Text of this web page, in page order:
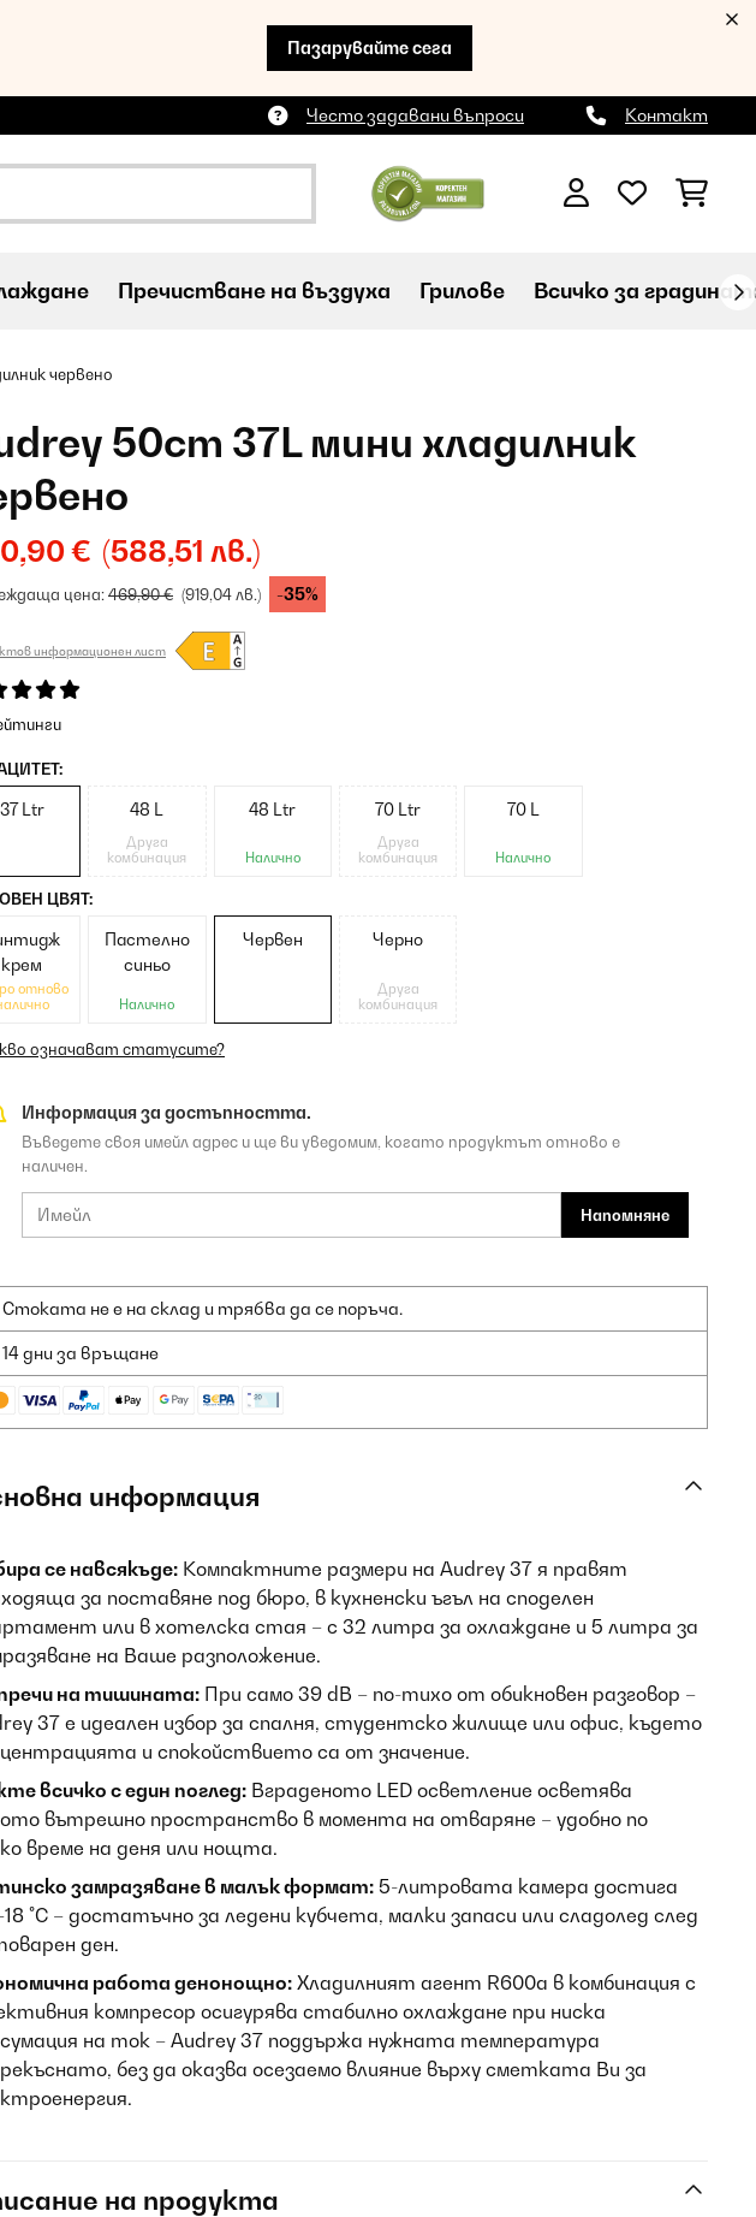
Пазарувайте сега
Често задавани въпроси Контакт
Пречистване на въздуха Грилове Всичко за
червено
50cm 37L мини хладилник
€ (588,51 лв.)
цена:469,90 € (919,04 лв.) -35%
информационен лист
37 Ltr 48 L
Друга
комбинация
48 Ltr
Налично
70 Ltr
Друга
комбинация
70 L
Налично
ЦВЯТ:
крем
отново
Пастелно
синьо
Налично
Червен Черно
Друга
комбинация
означават статусите?
Информация за достъпността.
Въведете своя имейл адрес и ще ви уведомим, когато продуктът отново е
наличен.
Напомняне
Стоката не е на склад и трябва да се поръча.
14 дни за връщане
информация
се навсякъде: Компактните размери на Audrey 37 я правят
за поставяне под бюро, в кухненски ъгъл на споделен
или в хотелска стая – с 32 литра за охлаждане и 5 литра за
на Ваше разположение.
на тишината: При само 39 dB – по-тихо от обикновен разговор –
37 е идеален избор за спалня, студентско жилище или офис, където
и спокойствието са от значение.
всичко с един поглед: Вграденото LED осветление осветява
вътрешно пространство в момента на отваряне – удобно по
време на деня или нощта.
замразяване в малък формат: 5-литровата камера достига
°C – достатъчно за ледени кубчета, малки запаси или сладолед след
ден.
работа денонощно: Хладилният агент R600a в комбинация с
компресор осигурява стабилно охлаждане при ниска
на ток – Audrey 37 поддържа нужната температура
без да оказва осезаемо влияние върху сметката Ви за
на продукта